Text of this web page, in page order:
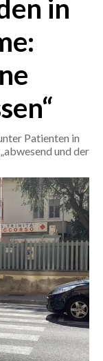
in
Patienten in
und der